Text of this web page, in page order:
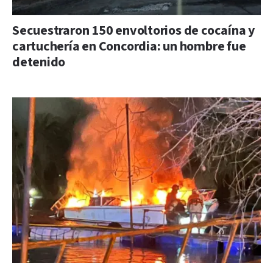
Secuestraron 150 envoltorios de cocaína y
cartuchería en Concordia: un hombre fue
detenido